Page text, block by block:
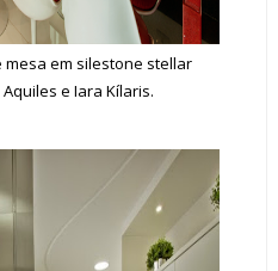
mesa em silestone stellar
e Iara Kílaris.